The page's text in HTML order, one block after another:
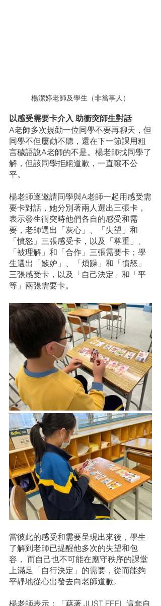
楊潔婷老師及學生（非當事人）
以感受需要卡介入 助衝突師生對話
A老師多次規勸一位同學不要再聊天，但
同學不但屢勸不聽，還在下一節課用粗
言穢語說A老師的不是。楊老師找同學了
解，但該同學拒絕道歉，一直嚷不公
平。
楊老師逐邀請同學與A老師一起用感受需
要卡對話，她分別著兩人選出三張卡，
表示發生衝突時他們各自的感受和需
要，老師選出「灰心」、「失望」和
「憤怒」三張感受卡，以及「尊重」、
「被理解」和「合作」三張需要卡；學
生選出「嫉妒」、「煩躁」和「憤怒」
三張感受卡，以及「自己決定」和「平
等」兩張需要卡。
當彼此的感受和需要呈現出來後，學生
了解到老師已提醒他多次的失望和包
容， 而自己也不可能在應守秩序的課堂
上滿足「自行決定」的需要，從而能夠
平靜地從心出發去向老師道歉。
楊老師表示：「藉著 JUST FEEL 這套自